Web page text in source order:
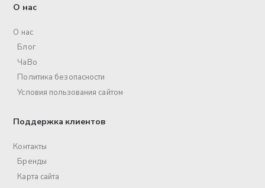
О нас
О нас
Блог
ЧаВо
Политика безопасности
Условия пользования сайтом
Поддержка клиентов
Контакты
Бренды
Карта сайта